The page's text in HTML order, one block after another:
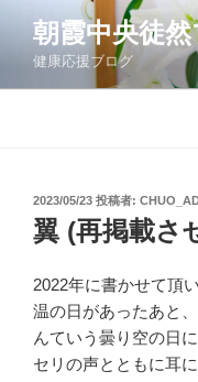
ン
朝霞中央徒
健康応援ブログ
投
稿
日:
2023/05/23 投稿者:
翼 (再掲載さ
2022年に書かせて頂
温の日があったあと
んていう曇り空の日
セリの声とともに耳